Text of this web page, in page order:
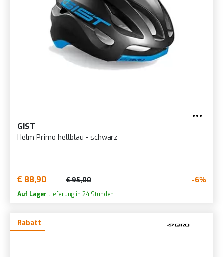
GIST
Helm Primo hellblau - schwarz
€ 88,90 € 95,00 -6%
Auf Lager Lieferung in 24 Stunden
Rabatt